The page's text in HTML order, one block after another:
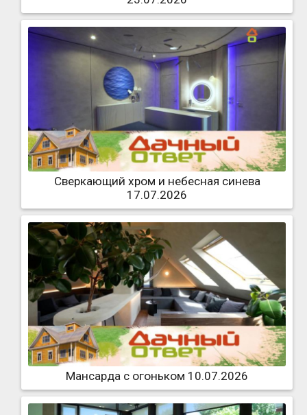
Сверкающий хром и небесная синева
17.07.2026
Мансарда с огоньком 10.07.2026